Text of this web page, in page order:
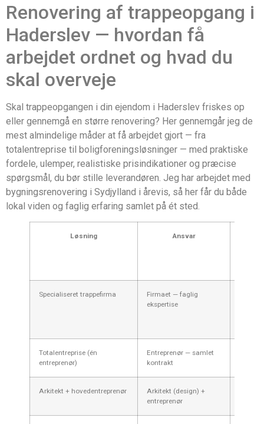
Renovering af trappeopgang i
Haderslev — hvordan få
arbejdet ordnet og hvad du
skal overveje
Skal trappeopgangen i din ejendom i Haderslev friskes op
eller gennemgå en større renovering? Her gennemgår jeg de
mest almindelige måder at få arbejdet gjort — fra
totalentreprise til boligforeningsløsninger — med praktiske
fordele, ulemper, realistiske prisindikationer og præcise
spørgsmål, du bør stille leverandøren. Jeg har arbejdet med
bygningsrenovering i Sydjylland i årevis, så her får du både
lokal viden og faglig erfaring samlet på ét sted.
Løsning Ansvar
Specialiseret trappefirma
Firmaet — faglig
ekspertise
Totalentreprise (én
entreprenør)
Entreprenør — samlet
kontrakt
Arkitekt + hovedentreprenør
Arkitekt (design) +
entreprenør